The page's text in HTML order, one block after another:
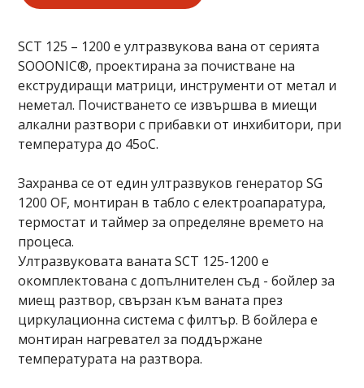
SCT 125 – 1200 е ултразвукова вана от серията
SOOONIC®, проектирана за почистване на
екструдиращи матрици, инструменти от метал и
неметал. Почистването се извършва в миещи
алкални разтвори с прибавки от инхибитори, при
температура до 45oC.
Захранва се от един ултразвуков генератор SG
1200 OF, монтиран в табло с електроапаратура,
термостат и таймер за определяне времето на
процеса.
Ултразвуковата ваната SCT 125-1200 е
окомплектована с допълнителен съд - бойлер за
миещ разтвор, свързан към ваната през
циркулационна система с филтър. В бойлера е
монтиран нагревател за поддържане
температурата на разтвора.